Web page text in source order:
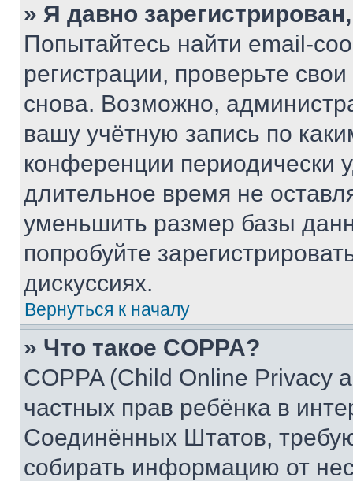
» Я давно
Попытайтесь найти email-
регистрации, проверьте
снова. Возможно,
вашу учётную запись по
конференции периодически
длительное время не
уменьшить размер базы
попробуйте
дискуссиях.
Вернуться к началу
» Что такое COPPA?
COPPA (Child Online Privacy
частных прав ребёнка в
Соединённых Штатов,
собирать информацию от